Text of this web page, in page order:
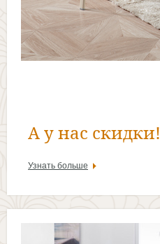
А у нас скидки!
Узнать больше